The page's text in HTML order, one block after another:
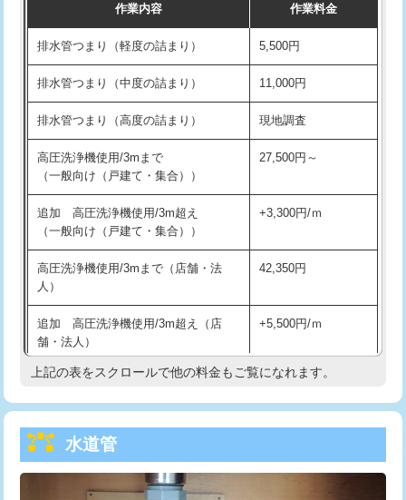
現場見積
※給水管工事は20mmまでの価格です。
持込商品取付（混合水栓） 16,500円
持込商品取付（浄水器・分岐水栓） 16,500円
給水管工事※（ホール加工) 16,500円
給水管工事※（バンド止め) 3,300円
給水管工事※（支持金具設置)
給水管工事※（保温材使用（バンド止
め込み）)
5,500円
給水管工事※（土の掘削・埋め戻し作
業)
11,000円
給水管工事※（塩ビ管（VP・HI）使
用/3ｍまで)
33,000円
給水管工事※（塩ビ管（VP・HI）使
+8,800円
給水管工事※（ライニング鋼管・銅
管・ポリ管・HT管使用/3ｍまで)
給水管工事※（ライニング鋼管・銅
作業内容 作業料金
排水管つまり（軽度の詰まり） 5,500円
排水管つまり（中度の詰まり） 11,000円
排水管つまり（高度の詰まり） 現地調査
高圧洗浄機使用/3mまで
（一般向け（戸建て・集合））
27,500円～
追加 高圧洗浄機使用/3m超え
（一般向け（戸建て・集合））
+3,300円/ｍ
高圧洗浄機使用/3mまで（店舗・法
人）
42,350円
追加 高圧洗浄機使用/3m超え（店
舗・法人）
+5,500円/ｍ
高度高圧洗浄換 現地調査
トーラー機使用/3mまで
追加トーラー機使用/3m超え
上記の表をスクロールで他の料金もご覧になれます。
水道管